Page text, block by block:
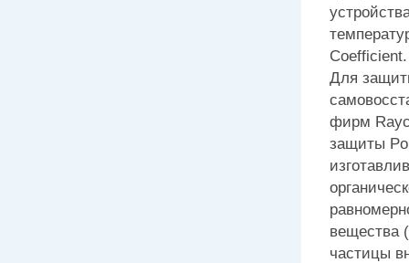
Coefficient.
Для
фирм
защиты
вещества
частицы